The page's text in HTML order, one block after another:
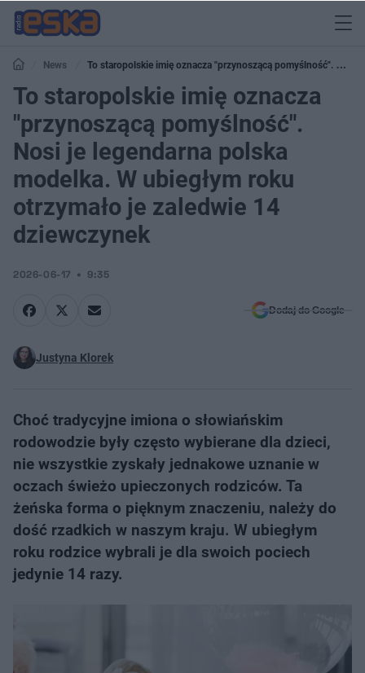
News
To staropolskie imię oznacza "przynoszącą pomyślność". Nosi
je legendarna polska modelka. W ubiegłym roku otrzymało je zaledwie 14
dziewczynek
To staropolskie imię oznacza
"przynoszącą pomyślność".
Nosi je legendarna polska
modelka. W ubiegłym roku
otrzymało je zaledwie 14
dziewczynek
2026-06-17 9:35
Dodaj do Google
Justyna Klorek
Choć tradycyjne imiona o słowiańskim
rodowodzie były często wybierane dla dzieci,
nie wszystkie zyskały jednakowe uznanie w
oczach świeżo upieczonych rodziców. Ta
żeńska forma o pięknym znaczeniu, należy do
dość rzadkich w naszym kraju. W ubiegłym
roku rodzice wybrali je dla swoich pociech
jedynie 14 razy.